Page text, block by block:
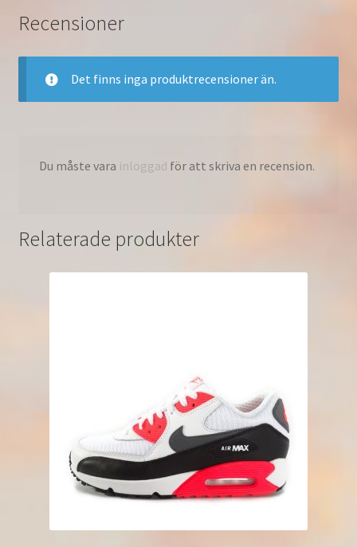
Recensioner
Det finns inga produktrecensioner än.
Du måste vara inloggad för att skriva en recension.
Relaterade produkter